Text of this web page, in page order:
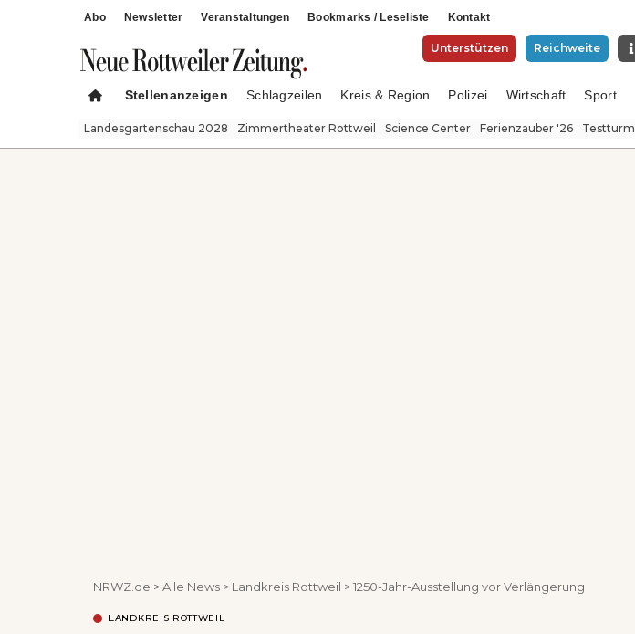
Abo Newsletter Veranstaltungen Bookmarks / Leseliste Kontakt
Unterstützen Reichweite
Stellenanzeigen Schlagzeilen Kreis & Region Polizei Wirtschaft Sport
Landesgartenschau 2028 Zimmertheater Rottweil Science Center Ferienzauber '26 Testturm
NRWZ.de >Alle News > Landkreis Rottweil >1250-Jahr-Ausstellung vor Verlängerung
LANDKREIS ROTTWEIL